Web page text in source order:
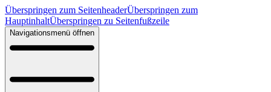
Überspringen zum SeitenheaderÜberspringen zum
HauptinhaltÜberspringen zu Seitenfußzeile
Navigationsmenü öffnen